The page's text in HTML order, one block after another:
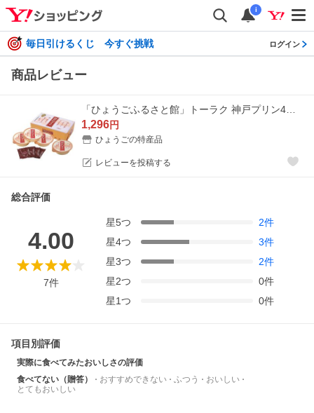
i
毎日引けるくじ 今すぐ挑戦 ログイン
商品レビュー
1,296円
ひょうごの特産品
レビューを投稿する
総合評価
4.00
7件
星5つ 2件
星4つ 3件
星3つ 2件
星2つ 0件
星1つ 0件
項目別評価
実際に食べてみたおいしさの評価
食べてない（贈答）
おすすめできない ふつう
おいしい
とてもおいしい